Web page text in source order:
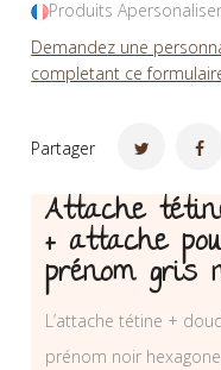
Produits
Demandez une
completant ce
Partager
Attache
+ attache
prénom gris
L’attache tétine +
prénom noir